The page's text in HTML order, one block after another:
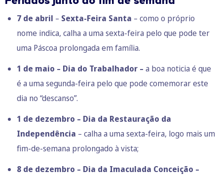
7 de abril – Sexta-Feira Santa – como o próprio
nome indica, calha a uma sexta-feira pelo que pode ter
uma Páscoa prolongada em família.
1 de maio – Dia do Trabalhador – a boa noticia é que
é a uma segunda-feira pelo que pode comemorar este
dia no “descanso”.
1 de dezembro – Dia da Restauração da
Independência – calha a uma sexta-feira, logo mais um
fim-de-semana prolongado à vista;
8 de dezembro – Dia da Imaculada Conceição –